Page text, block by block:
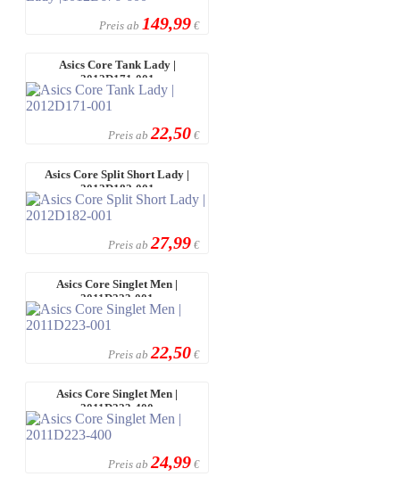
Preis ab 149,99 €
Asics Core Tank Lady |
2012D171-001
Preis ab 22,50 €
Asics Core Split Short Lady |
2012D182-001
Preis ab 27,99 €
Asics Core Singlet Men |
2011D223-001
Preis ab 22,50 €
Asics Core Singlet Men |
2011D223-400
Preis ab 24,99 €